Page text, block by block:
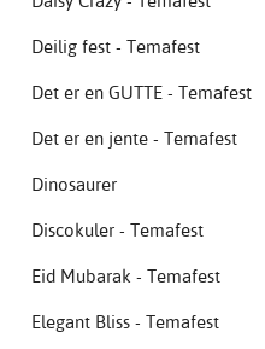
Deilig fest - Temafest
Det er en GUTTE - Temafest
Det er en jente - Temafest
Dinosaurer
Discokuler - Temafest
Eid Mubarak - Temafest
Elegant Bliss - Temafest